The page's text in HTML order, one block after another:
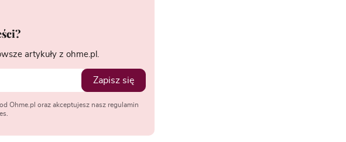
artykuły z ohme.pl.
Zapisz się
Ohme.pl oraz akceptujesz nasz regulamin